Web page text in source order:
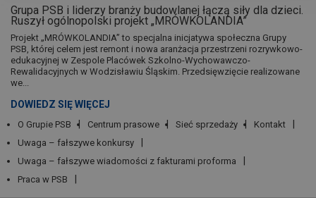
Grupa PSB i liderzy branży budowlanej łączą siły dla dzieci.
Ruszył ogólnopolski projekt „MRÓWKOLANDIA”
Projekt „MRÓWKOLANDIA” to specjalna inicjatywa społeczna Grupy
PSB, której celem jest remont i nowa aranżacja przestrzeni rozrywkowo-
edukacyjnej w Zespole Placówek Szkolno-Wychowawczo-
Rewalidacyjnych w Wodzisławiu Śląskim. Przedsięwzięcie realizowane
we...
DOWIEDZ SIĘ WIĘCEJ
O Grupie PSB Centrum prasowe Sieć sprzedaży
Kontakt
Uwaga – fałszywe konkursy
Uwaga – fałszywe wiadomości z fakturami proforma
Praca w PSB